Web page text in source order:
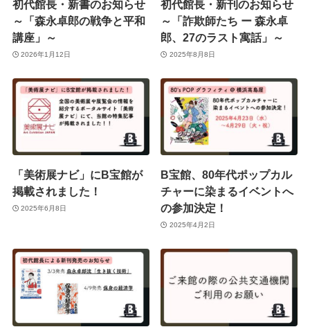
初代館長・新書のお知らせ
～「森永卓郎の戦争と平和
講座」～
2026年1月12日
初代館長・新刊のお知らせ
～「詐欺師たち ー 森永卓
郎、27のラスト寓話」～
2025年8月8日
「美術展ナビ」にB宝館が
掲載されました！
2025年6月8日
B宝館、80年代ポップカル
チャーに染まるイベントへ
の参加決定！
2025年4月2日